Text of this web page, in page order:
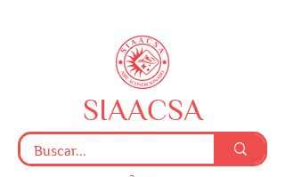
SIAACSA